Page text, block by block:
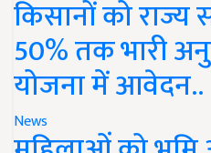
किसानों को राज्य
50% तक भारी
योजना में आवेदन..
News